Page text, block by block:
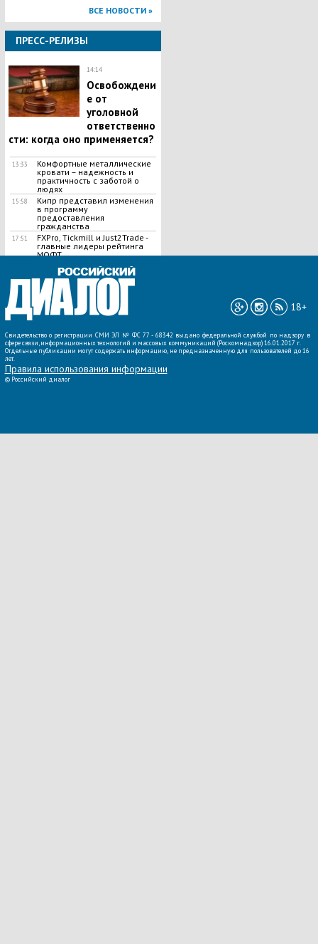
ВСЕ НОВОСТИ »
ПРЕСС-РЕЛИЗЫ
14:14
Освобождени
е от
уголовной
ответственно
сти: когда оно применяется?
13:33
Комфортные металлические
кровати – надежность и
практичность с заботой о
людях
15:58
Кипр представил изменения
в программу
предоставления
гражданства
17:51
FXPro, Tickmill и Just2Trade -
главные лидеры рейтинга
МОФТ
ВСЕ НОВОСТИ »
18+
Свидетельство о регистрации СМИ ЭЛ № ФС 77 - 68342 выдано федеральной службой по надзору в
сфере связи, информационных технологий и массовых коммуникаций (Роскомнадзор) 16.01.2017 г.
Отдельные публикации могут содержать информацию, не предназначенную для пользователей до 16
лет.
Правила использования информации
© Российский диалог